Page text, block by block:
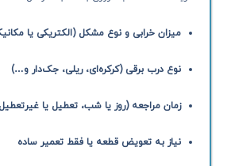
میزان خرابی و نوع مشکل (الکتریکی یا
نوع درب برقی (کرکره‌ای، ریلی، جک‌دار و…)
زمان مراجعه (روز یا شب، تعطیل یا
نیاز به تعویض قطعه یا فقط تعمیر ساده